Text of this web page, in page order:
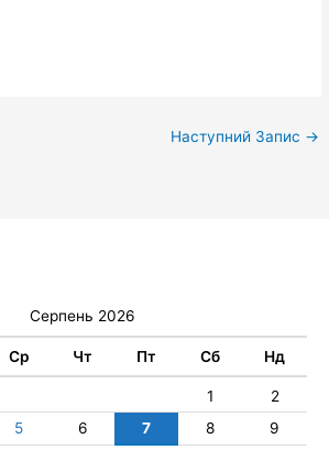
Наступний Запис →
Серпень 2026
Ср Чт Пт Сб Нд
1
2
5 6 7 8
9